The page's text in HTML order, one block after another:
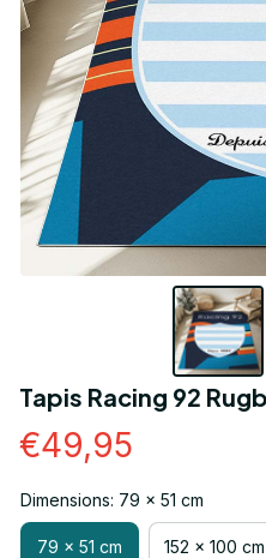
Tapis Racing 92
€49,95
Dimensions: 79 x 51 cm
79 x 51 cm 152 x 100 cm